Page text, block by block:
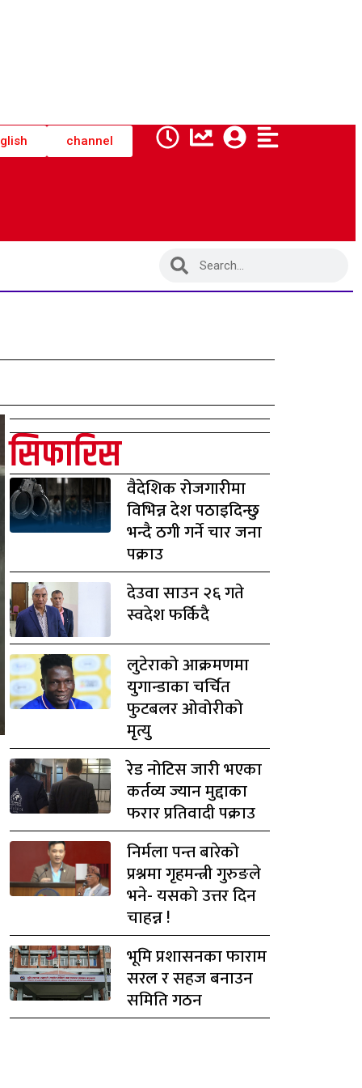
channel
सिफारिस
वैदेशिक रोजगारीमा
विभिन्न देश पठाइदिन्छु
भन्दै ठगी गर्ने चार जना
पक्राउ
देउवा साउन २६ गते
स्वदेश फर्किदै
लुटेराको आक्रमणमा
युगान्डाका चर्चित
फुटबलर ओवोरीको
मृत्यु
रेड नोटिस जारी भएका
कर्तव्य ज्यान मुद्दाका
फरार प्रतिवादी पक्राउ
निर्मला पन्त बारेको
प्रश्नमा गृहमन्त्री गुरुङले
भने- यसको उत्तर दिन
चाहन्न !
भूमि प्रशासनका फाराम
सरल र सहज बनाउन
समिति गठन